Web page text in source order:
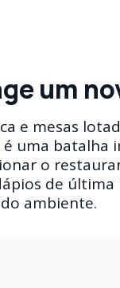
um
e mesas
uma batalha
o
de
ambiente.